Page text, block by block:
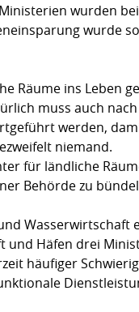
wurden
wurde
Räume ins Leben
muss auch
werden,
niemand.
für ländliche
Behörde zu
Wasserwirtschaft
und Häfen drei
häufiger